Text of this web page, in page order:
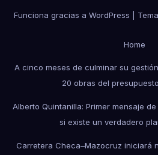
Funciona gracias a WordPress
Home
A cinco meses de culminar su
20 obras del
Alberto Quintanilla: Primer mensaje
si existe un verdadero
Carretera Checa–Mazocruz iniciará